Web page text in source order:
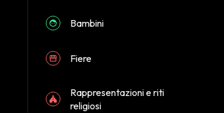
Bambini
Fiere
Rappresentazioni e riti
religiosi